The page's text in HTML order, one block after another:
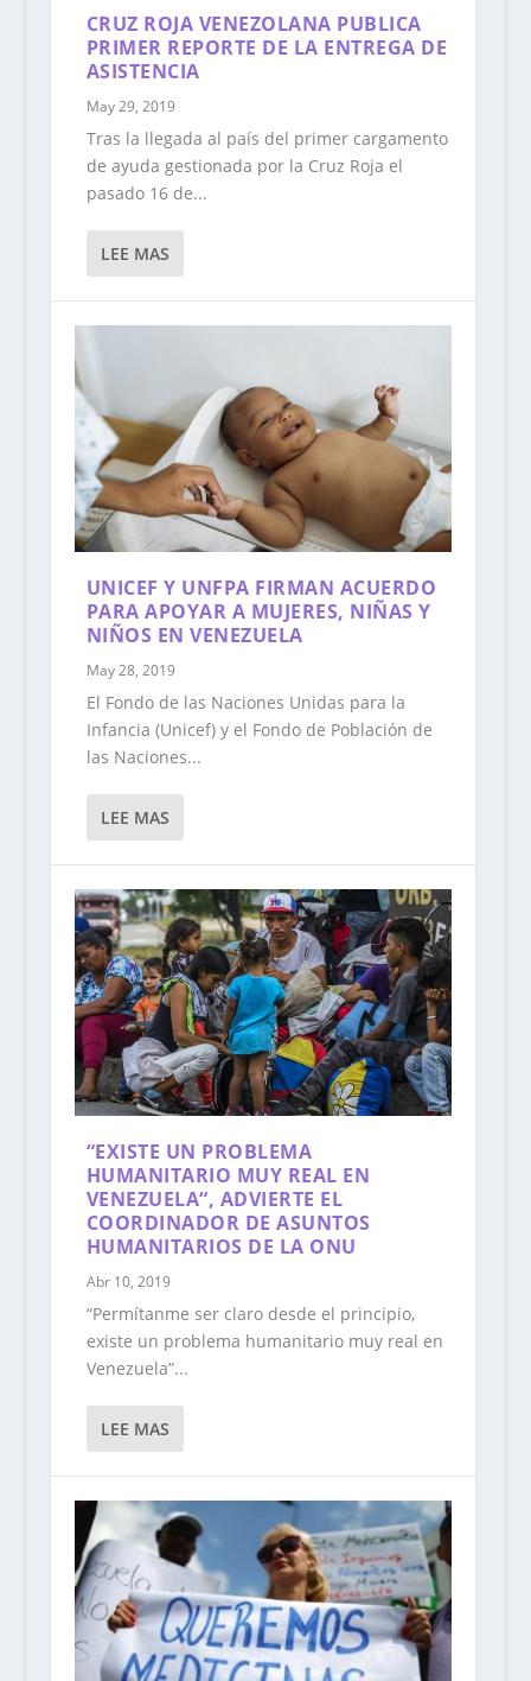
CRUZ ROJA VENEZOLANA PUBLICA
PRIMER REPORTE DE LA ENTREGA DE
ASISTENCIA
May 29, 2019
Tras la llegada al país del primer cargamento
de ayuda gestionada por la Cruz Roja el
pasado 16 de...
LEE MAS
UNICEF Y UNFPA FIRMAN ACUERDO
PARA APOYAR A MUJERES, NIÑAS Y
NIÑOS EN VENEZUELA
May 28, 2019
El Fondo de las Naciones Unidas para la
Infancia (Unicef) y el Fondo de Población de
las Naciones...
LEE MAS
“EXISTE UN PROBLEMA
HUMANITARIO MUY REAL EN
VENEZUELA“, ADVIERTE EL
COORDINADOR DE ASUNTOS
HUMANITARIOS DE LA ONU
Abr 10, 2019
“Permítanme ser claro desde el principio,
existe un problema humanitario muy real en
Venezuela”...
LEE MAS